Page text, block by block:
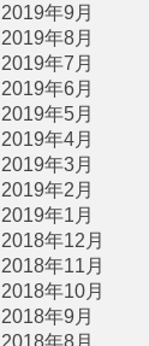
2019年9月
2019年8月
2019年7月
2019年6月
2019年5月
2019年4月
2019年3月
2019年2月
2019年1月
2018年12月
2018年11月
2018年10月
2018年9月